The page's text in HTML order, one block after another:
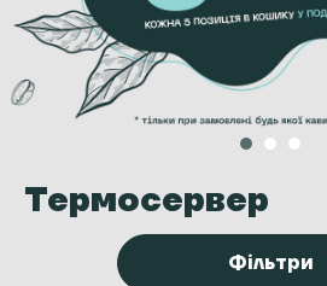
Термосервер
Фільтри